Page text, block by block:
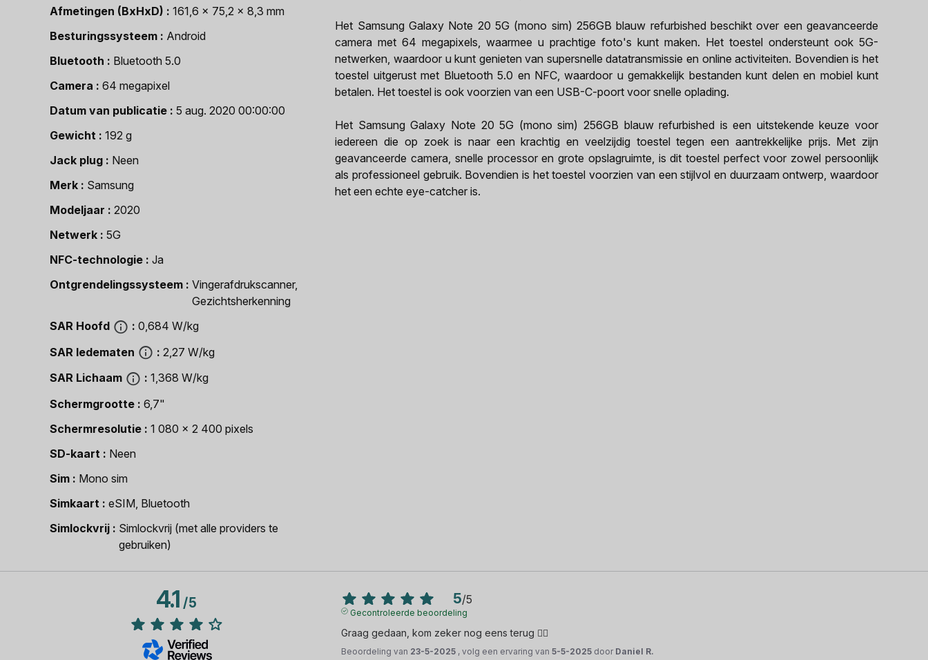
Afmetingen (BxHxD)
161,6 x 75,2 x 8,3 mm
Besturingssysteem
Android
Bluetooth
Bluetooth 5.0
Camera
64 megapixel
Datum van publicatie
5 aug. 2020 00:00:00
Gewicht
192 g
Jack plug
Neen
Merk
Samsung
Modeljaar
2020
Netwerk
5G
NFC-technologie
Ja
Ontgrendelingssysteem
Vingerafdrukscanner,
Gezichtsherkenning
SAR Hoofd
0,684 W/kg
SAR ledematen
2,27 W/kg
SAR Lichaam
1,368 W/kg
Schermgrootte
6,7"
Schermresolutie
1 080 x 2 400 pixels
SD-kaart
Neen
Sim
Mono sim
Simkaart
eSIM, Bluetooth
Simlockvrij
Simlockvrij (met alle providers te
gebruiken)
Het Samsung Galaxy Note 20 5G (mono sim) 256GB blauw refurbished beschikt over een geavanceerde
camera met 64 megapixels, waarmee u prachtige foto's kunt maken. Het toestel ondersteunt ook 5G-
netwerken, waardoor u kunt genieten van supersnelle datatransmissie en online activiteiten. Bovendien is het
toestel uitgerust met Bluetooth 5.0 en NFC, waardoor u gemakkelijk bestanden kunt delen en mobiel kunt
betalen. Het toestel is ook voorzien van een USB-C-poort voor snelle oplading.
Het Samsung Galaxy Note 20 5G (mono sim) 256GB blauw refurbished is een uitstekende keuze voor
iedereen die op zoek is naar een krachtig en veelzijdig toestel tegen een aantrekkelijke prijs. Met zijn
geavanceerde camera, snelle processor en grote opslagruimte, is dit toestel perfect voor zowel persoonlijk
als professioneel gebruik. Bovendien is het toestel voorzien van een stijlvol en duurzaam ontwerp, waardoor
het een echte eye-catcher is.
4.1/5 5/5
Gecontroleerde beoordeling
Graag gedaan, kom zeker nog eens terug 👍🏻
Beoordeling van 23-5-2025 , volg een ervaring van5-5-2025 door Daniel R.